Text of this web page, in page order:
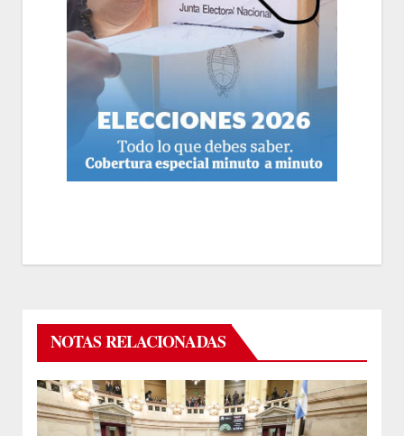
NOTAS RELACIONADAS